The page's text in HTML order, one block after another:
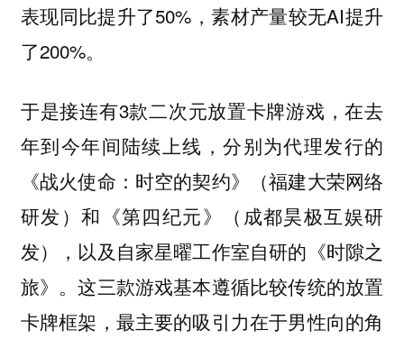
表现同比提升了50%，素材产量较无AI提升
了200%。
于是接连有3款二次元放置卡牌游戏，在去
年到今年间陆续上线，分别为代理发行的
《战火使命：时空的契约》（福建大荣网络
研发）和《第四纪元》（成都昊极互娱研
发），以及自家星曜工作室自研的《时隙之
旅》。这三款游戏基本遵循比较传统的放置
卡牌框架，最主要的吸引力在于男性向的角